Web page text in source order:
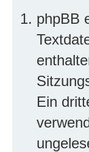
phpBB
Ein